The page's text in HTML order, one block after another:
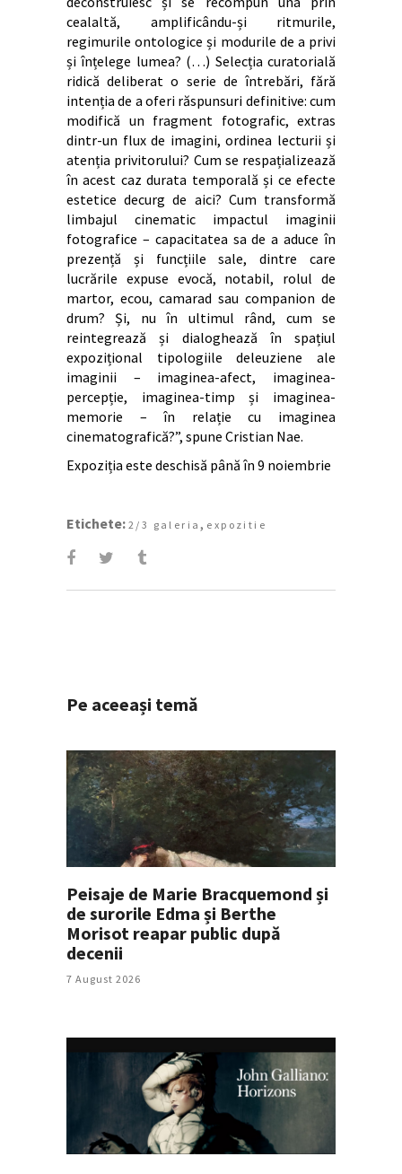
cealaltă, amplificându-și ritmurile,
regimurile ontologice și modurile de a privi
și înțelege lumea? (…) Selecția curatorială
ridică deliberat o serie de întrebări, fără
intenția de a oferi răspunsuri definitive: cum
modifică un fragment fotografic, extras
dintr-un flux de imagini, ordinea lecturii și
atenția privitorului? Cum se respațializează
în acest caz durata temporală și ce efecte
estetice decurg de aici? Cum transformă
limbajul cinematic impactul imaginii
fotografice – capacitatea sa de a aduce în
prezență și funcțiile sale, dintre care
lucrările expuse evocă, notabil, rolul de
martor, ecou, camarad sau companion de
drum? Și, nu în ultimul rând, cum se
reintegrează și dialoghează în spațiul
expozițional tipologiile deleuziene ale
imaginii – imaginea-afect, imaginea-
percepție, imaginea-timp și imaginea-
memorie – în relație cu imaginea
cinematografică?”, spune Cristian Nae.
Expoziția este deschisă până în 9 noiembrie
Etichete: 2/3 galeria, expozitie
Pe aceeași temă
Peisaje de Marie Bracquemond și
de surorile Edma și Berthe
Morisot reapar public după
decenii
7 August 2026